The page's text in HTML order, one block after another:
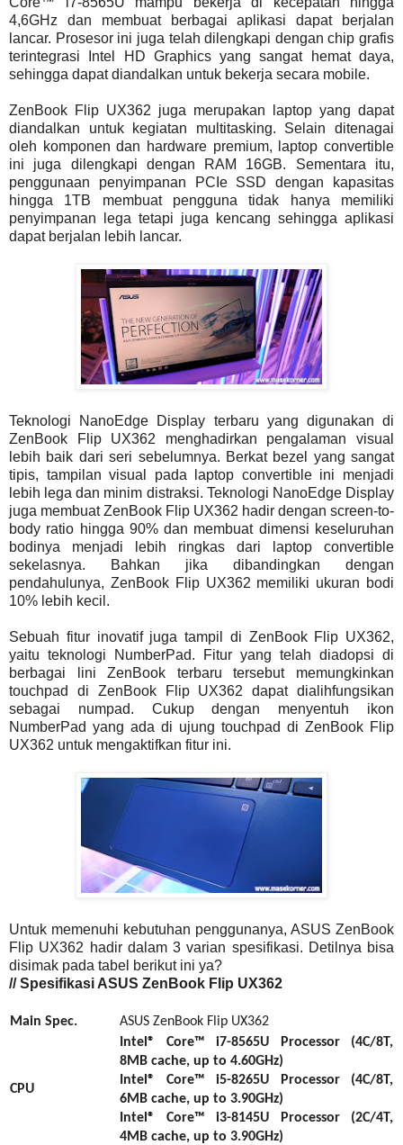
4,6GHz dan membuat berbagai aplikasi dapat berjalan
lancar. Prosesor ini juga telah dilengkapi dengan chip grafis
terintegrasi Intel HD Graphics yang sangat hemat daya,
sehingga dapat diandalkan untuk bekerja secara mobile.
ZenBook Flip UX362 juga merupakan laptop yang dapat
diandalkan untuk kegiatan multitasking. Selain ditenagai
oleh komponen dan hardware premium, laptop convertible
ini juga dilengkapi dengan RAM 16GB. Sementara itu,
penggunaan penyimpanan PCIe SSD dengan kapasitas
hingga 1TB membuat pengguna tidak hanya memiliki
penyimpanan lega tetapi juga kencang sehingga aplikasi
dapat berjalan lebih lancar.
Teknologi NanoEdge Display terbaru yang digunakan di
ZenBook Flip UX362 menghadirkan pengalaman visual
lebih baik dari seri sebelumnya. Berkat bezel yang sangat
tipis, tampilan visual pada laptop convertible ini menjadi
lebih lega dan minim distraksi. Teknologi NanoEdge Display
juga membuat ZenBook Flip UX362 hadir dengan screen-to-
body ratio hingga 90% dan membuat dimensi keseluruhan
bodinya menjadi lebih ringkas dari laptop convertible
sekelasnya. Bahkan jika dibandingkan dengan
pendahulunya, ZenBook Flip UX362 memiliki ukuran bodi
10% lebih kecil.
Sebuah fitur inovatif juga tampil di ZenBook Flip UX362,
yaitu teknologi NumberPad. Fitur yang telah diadopsi di
berbagai lini ZenBook terbaru tersebut memungkinkan
touchpad di ZenBook Flip UX362 dapat dialihfungsikan
sebagai numpad. Cukup dengan menyentuh ikon
NumberPad yang ada di ujung touchpad di ZenBook Flip
UX362 untuk mengaktifkan fitur ini.
Untuk memenuhi kebutuhan penggunanya, ASUS ZenBook
Flip UX362 hadir dalam 3 varian spesifikasi. Detilnya bisa
disimak pada tabel berikut ini ya?
// Spesifikasi ASUS ZenBook Flip UX362
Main Spec. ASUS ZenBook Flip UX362
CPU
Intel® Core™ i7-8565U Processor (4C/8T,
8MB cache, up to 4.60GHz)
Intel® Core™ i5-8265U Processor (4C/8T,
6MB cache, up to 3.90GHz)
Intel® Core™ i3-8145U Processor (2C/4T,
4MB cache, up to 3.90GHz)